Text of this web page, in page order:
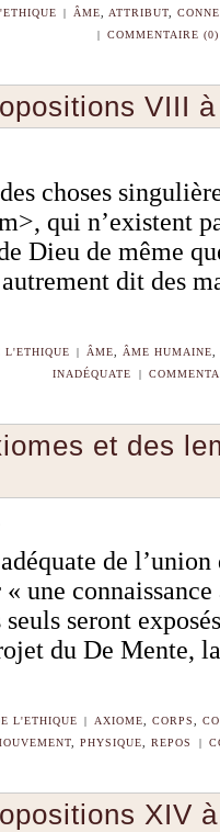
| ÂME ATTRIBUT ,
|
COMMENTAIRE (0)
VIII
choses
qui n’existent
Dieu de même
dit des
L'ETHIQUE | ÂME ÂME HUMAINE
INADÉQUATE
|
et des
de l’union
une
seront
du De Mente,
L'ETHIQUE | AXIOME ,CORPS ,
,PHYSIQUE ,REPOS |
XIV